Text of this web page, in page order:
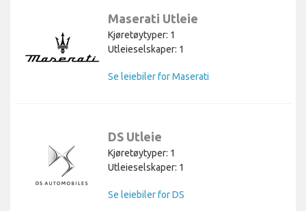
Maserati Utleie
Kjøretøytyper: 1
Utleieselskaper: 1
Se leiebiler for Maserati
DS Utleie
Kjøretøytyper: 1
Utleieselskaper: 1
Se leiebiler for DS